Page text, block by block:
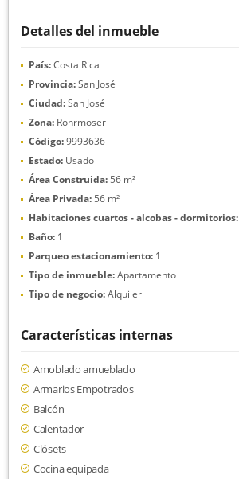
Detalles del inmueble
País:Costa Rica
Provincia:San José
Ciudad:San José
Zona: Rohrmoser
Código:9993636
Estado: Usado
Área Construida: 56 m²
Área Privada: 56 m²
Habitaciones cuartos - alcobas - dormitorios:
Baño: 1
Parqueo estacionamiento: 1
Tipo de inmueble:Apartamento
Tipo de negocio:Alquiler
Características internas
Amoblado amueblado
Armarios Empotrados
Balcón
Calentador
Clósets
Cocina equipada